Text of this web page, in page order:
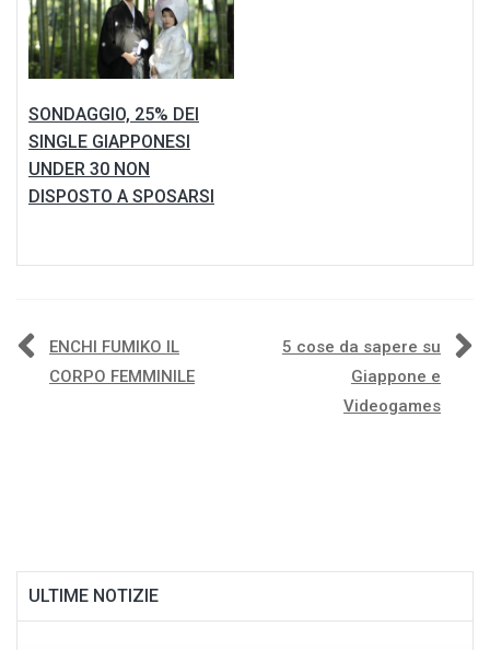
SONDAGGIO, 25% DEI
SINGLE GIAPPONESI
UNDER 30 NON
DISPOSTO A SPOSARSI
Navigazione
ENCHI FUMIKO IL
CORPO FEMMINILE
5 cose da sapere su
Giappone e
Videogames
ULTIME NOTIZIE